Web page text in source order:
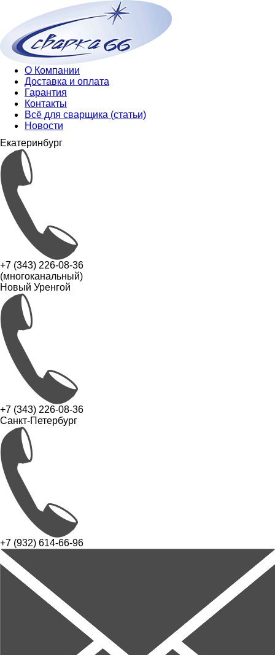
О Компании
Доставка и оплата
Гарантия
Контакты
Всё для сварщика (статьи)
Новости
Екатеринбург
+7 (343) 226-08-36
(многоканальный)
Новый Уренгой
+7 (343) 226-08-36
Санкт-Петербург
+7 (932) 614-66-96